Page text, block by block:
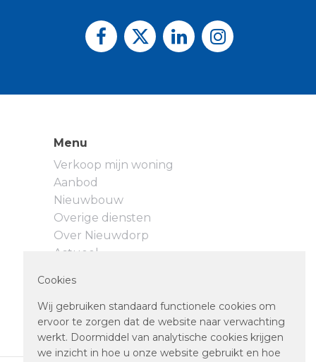
Menu
Verkoop mijn woning
Aanbod
Nieuwbouw
Overige diensten
Over Nieuwdorp
Actueel
Privacyverklaring
Cookievoorkeuren
Cookies
Wij gebruiken standaard functionele cookies om
ervoor te zorgen dat de website naar verwachting
werkt. Doormiddel van analytische cookies krijgen
we inzicht in hoe u onze website gebruikt en hoe